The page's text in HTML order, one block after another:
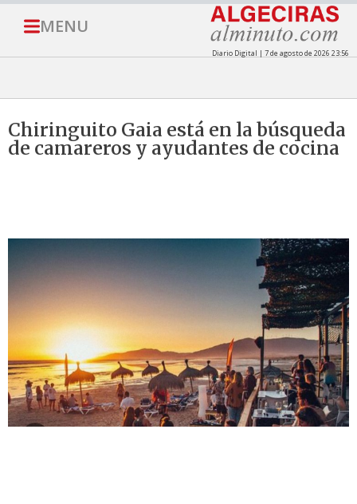
MENU
Diario Digital | 7 de agosto de 2026 23:56
Chiringuito Gaia está en la búsqueda
de camareros y ayudantes de cocina